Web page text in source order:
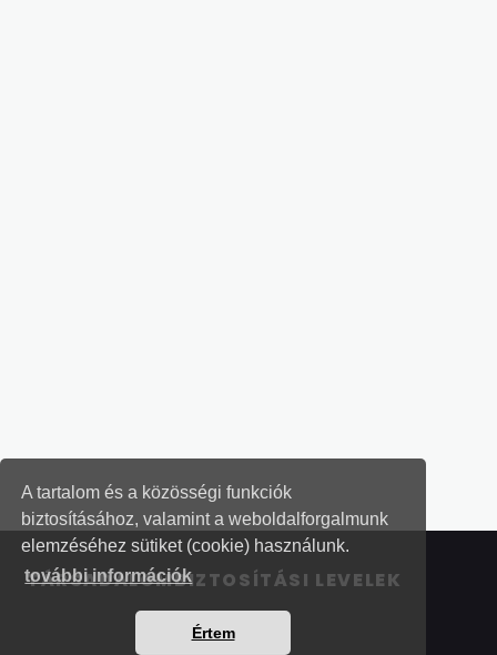
A tartalom és a közösségi funkciók
biztosításához, valamint a weboldalforgalmunk
elemzéséhez sütiket (cookie) használunk.
további információk
Értem
TÁRSADALOMBIZTOSÍTÁSI LEVELEK